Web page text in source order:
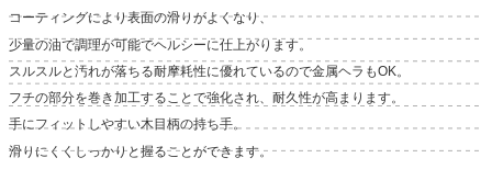
コーティングにより表面の滑りがよくなり、
少量の油で調理が可能でヘルシーに仕上がります。
スルスルと汚れが落ちる耐摩耗性に優れているので金属ヘラもOK。
フチの部分を巻き加工することで強化され、耐久性が高まります。
手にフィットしやすい木目柄の持ち手。
滑りにくくしっかりと握ることができます。